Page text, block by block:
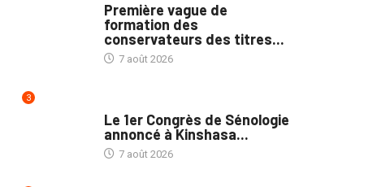
Première vague de
formation des
conservateurs des titres...
7 août 2026
3
Le 1er Congrès de Sénologie
annoncé à Kinshasa...
7 août 2026